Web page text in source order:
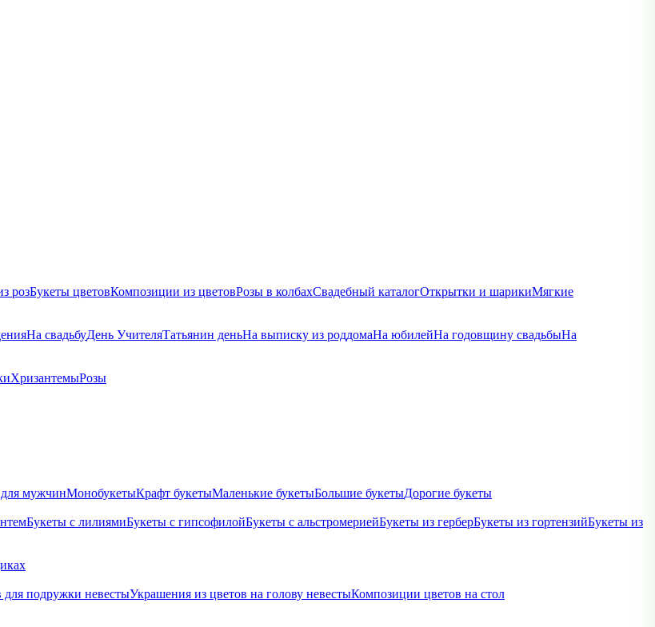
розБукеты цветовКомпозиции из цветовРозы в колбахСвадебный каталогОткрытки и шарикиМягкие
На свадьбуДень УчителяТатьянин деньНа выписку из роддомаНа юбилейНа годовщину свадьбыНа
ХризантемыРозы
мужчинМонобукетыКрафт букетыМаленькие букетыБольшие букетыДорогие букеты
Букеты с лилиямиБукеты с гипсофилойБукеты с альстромериейБукеты из герберБукеты из гортензийБукеты из
для подружки невестыУкрашения из цветов на голову невестыКомпозиции цветов на стол